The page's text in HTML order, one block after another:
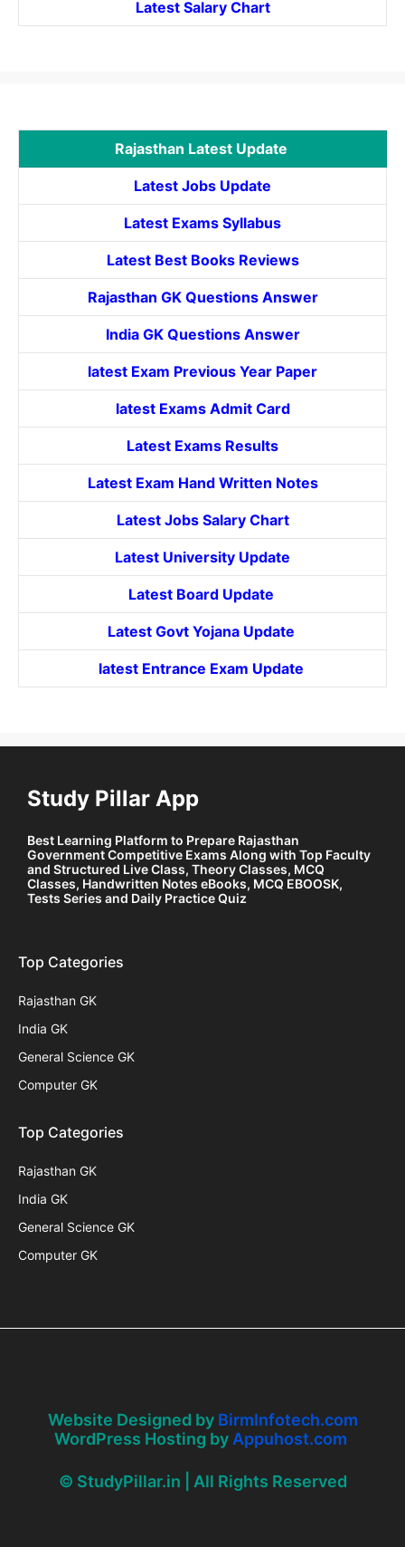
Latest Salary Chart
Rajasthan Latest Update
Latest Jobs Update
Latest Exams Syllabus
Latest Best Books Reviews
Rajasthan GK Questions Answer
India GK Questions Answer
latest Exam Previous Year Paper
latest Exams Admit Card
Latest Exams Results
Latest Exam Hand Written Notes
Latest Jobs Salary Chart
Latest University Update
Latest Board Update
Latest Govt YojanaUpdate
latest Entrance Exam Update
Study Pillar App
Best Learning Platform to Prepare Rajasthan
Government Competitive Exams Along with Top Faculty
and Structured Live Class, Theory Classes, MCQ
Classes, Handwritten Notes eBooks, MCQ EBOOSK,
Tests Series and Daily Practice Quiz
Top Categories
Rajasthan GK
India GK
General Science GK
Computer GK
Top Categories
Rajasthan GK
India GK
General Science GK
Computer GK
Website Designed by BirmInfotech.com
WordPress Hosting by Appuhost.com
© StudyPillar.in | All Rights Reserved